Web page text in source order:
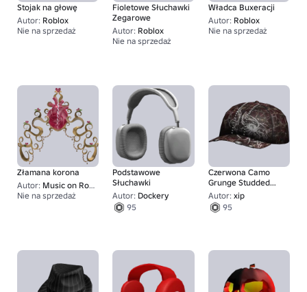
Stojak na głowę
Autor: Roblox
Nie na sprzedaż
2,000
Fioletowe Słuchawki
Zegarowe
Autor: Roblox
Nie na sprzedaż
Władca Buxeracji
Autor: Roblox
Nie na sprzedaż
Złamana korona
Autor: Music on Roblox
Nie na sprzedaż
Podstawowe
Słuchawki
Autor: Dockery
95
Czerwona Camo
Grunge Studded
Czapka
Autor: xip
95